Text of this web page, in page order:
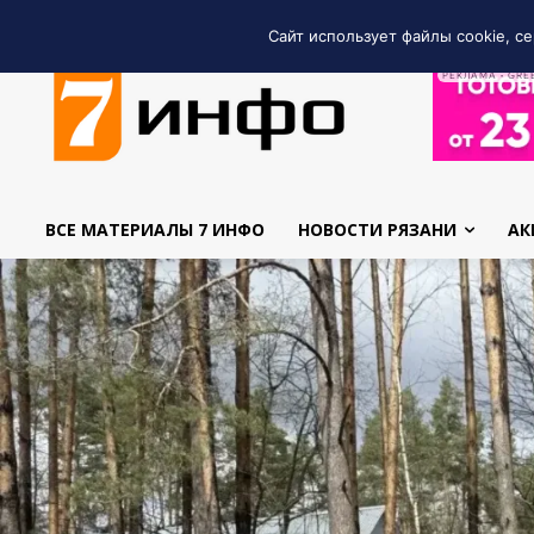
РЕКЛАМА •
ВСЕ МАТЕРИАЛЫ 7 ИНФО НОВОСТИ РЯЗАНИ
Сайт использует файлы cookie,